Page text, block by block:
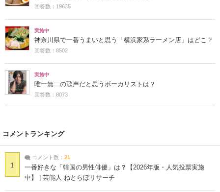
回答数：19635
実施中
神奈川県で一番うまいと思う「横浜家系ラーメン店」はどこ？
回答数：8502
実施中
唯一無二の歌声だと思うボーカリストは？
回答数：8073
コメントランキング
1
コメント数： 21
一番好きな「韓国の男性俳優」は？【2026年版・人気投票実施
中】 | 芸能人 ねとらぼリサーチ